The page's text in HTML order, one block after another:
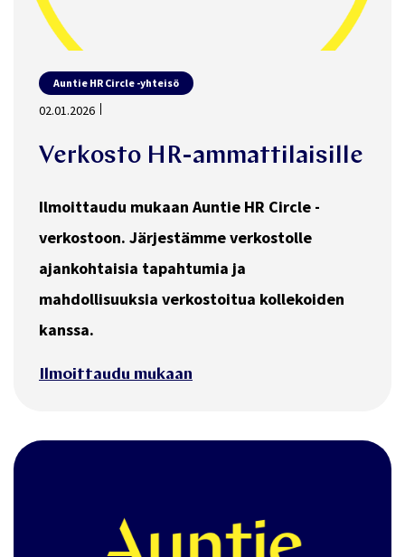
02.01.2026
Verkosto HR-ammattilaisille
Ilmoittaudu mukaan Auntie HR Circle -
verkostoon. Järjestämme verkostolle
kanssa.